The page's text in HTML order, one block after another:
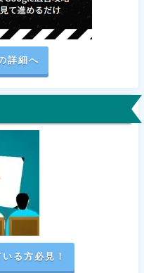
詳細へ
る方必見！